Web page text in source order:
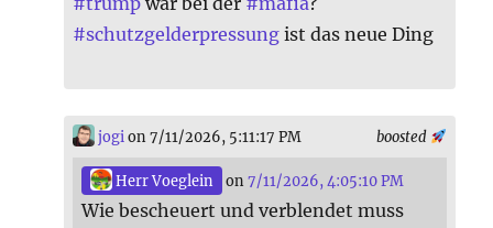
#schutzgelderpressung ist das neue Ding
boosted
jogi on 7/11/2026, 5:11:17 PM
Herr Voeglein on7/11/2026, 4:05:10 PM
Wie bescheuert und verblendet muss